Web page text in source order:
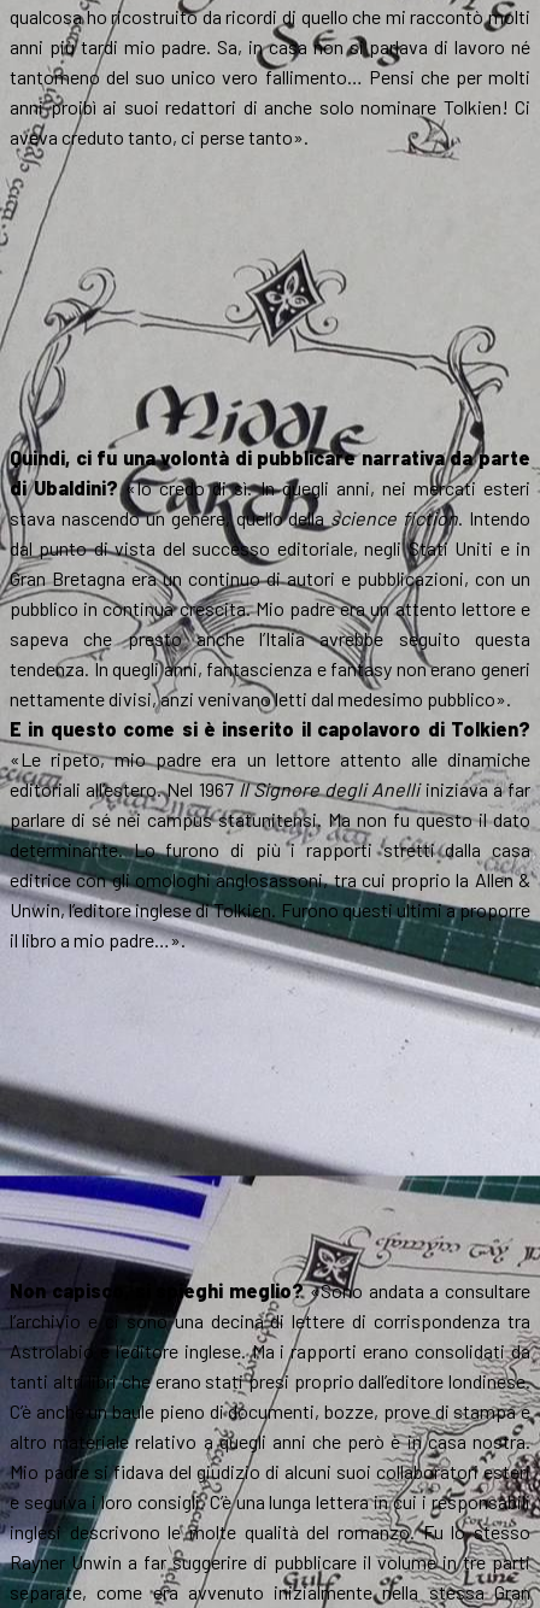
qualcosa ho ricostruito da ricordi di quello che mi raccontò molti
anni più tardi mio padre. Sa, in casa non si parlava di lavoro né
tantomeno del suo unico vero fallimento… Pensi che per molti
anni proibì ai suoi redattori di anche solo nominare Tolkien! Ci
aveva creduto tanto, ci perse tanto».
Quindi, ci fu una volontà di pubblicare narrativa da parte
di Ubaldini?«Io credo di sì. In quegli anni, nei mercati esteri
stava nascendo un genere, quello della science fiction . Intendo
dal punto di vista del successo editoriale, negli Stati Uniti e in
Gran Bretagna era un continuo di autori e pubblicazioni, con un
pubblico in continua crescita. Mio padre era un attento lettore e
sapeva che presto anche l’Italia avrebbe seguito questa
tendenza. In quegli anni, fantascienza e fantasy non erano generi
nettamente divisi, anzi venivano letti dal medesimo pubblico».
E in questo come si è inserito il capolavoro di Tolkien?
«Le ripeto, mio padre era un lettore attento alle dinamiche
editoriali all’estero. Nel 1967Il Signore degli Anelliiniziava a far
parlare di sé nei campus statunitensi. Ma non fu questo il dato
determinante. Lo furono di più i rapporti stretti dalla casa
editrice con gli omologhi anglosassoni, tra cui proprio la Allen &
Unwin, l’editore inglese di Tolkien. Furono questi ultimi a proporre
il libro a mio padre…».
Non capisco, si spieghi meglio?«Sono andata a consultare
l’archivio e ci sono una decina di lettere di corrispondenza tra
Astrolabio e l’editore inglese. Ma i rapporti erano consolidati da
tanti altri libri che erano stati presi proprio dall’editore londinese.
C’è anche un baule pieno di documenti, bozze, prove di stampa e
altro materiale relativo a quegli anni che però è in casa nostra.
Mio padre si fidava del giudizio di alcuni suoi collaboratori esteri
e seguiva i loro consigli. C’è una lunga lettera in cui i responsabili
inglesi descrivono le molte qualità del romanzo. Fu lo stesso
Rayner Unwin a far suggerire di pubblicare il volume in tre parti
separate, come era avvenuto inizialmente nella stessa Gran